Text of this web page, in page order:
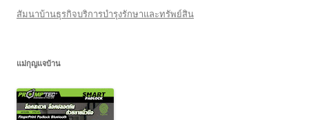
สัมนาบ้านธุรกิจบริการบำรุงรักษาและทรัพย์สิน
แม่กุญแจบ้าน